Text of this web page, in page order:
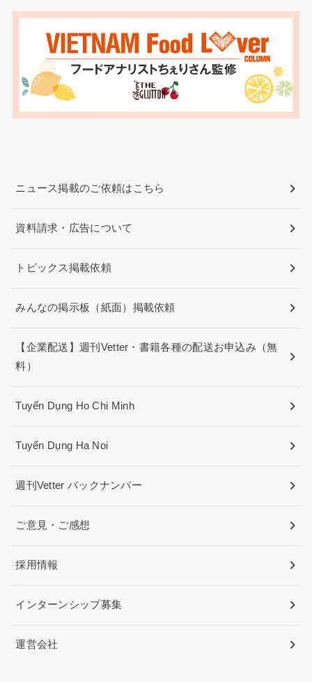
ニュース掲載のご依頼はこちら
資料請求・広告について
トピックス掲載依頼
みんなの掲示板（紙面）掲載依頼
【企業配送】週刊Vetter・書籍各種の配送お申込み（無
料）
Tuyển Dụng Ho Chi Minh
Tuyển Dụng Ha Noi
週刊Vetter バックナンバー
ご意見・ご感想
採用情報
インターンシップ募集
運営会社